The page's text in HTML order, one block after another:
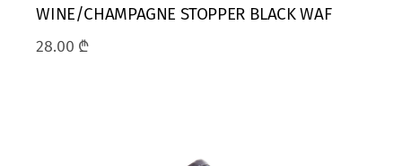
WINE/CHAMPAGNE STOPPER BLACK WAF
28.00 ₾